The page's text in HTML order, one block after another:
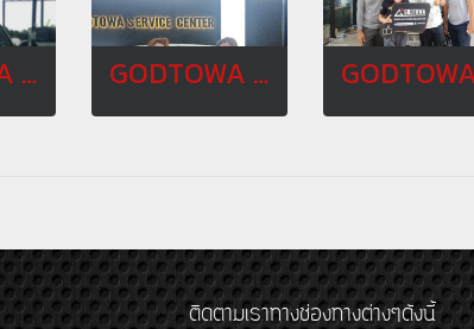
GODTOWA FAMILY MARCH 20 GODTOWA FAMILY MAY 20
ติดตามเราทางช่องทางต่างๆดังนี้